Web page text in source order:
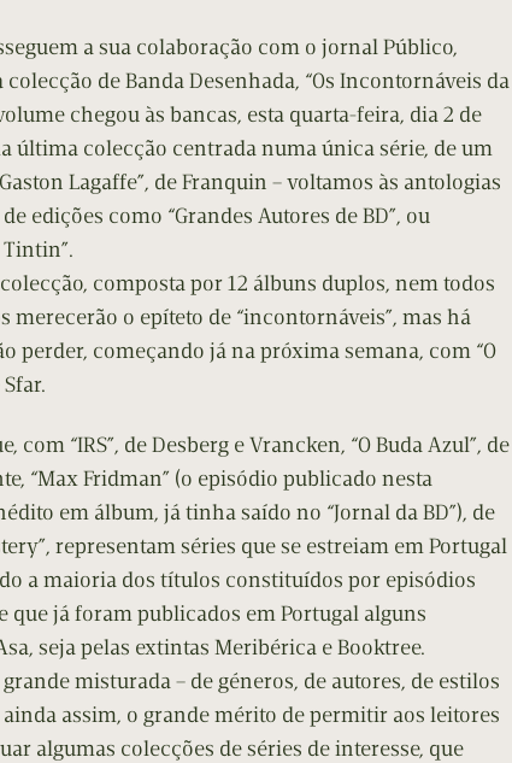
a sua colaboração com o jornal Público,
de Banda Desenhada, “Os Incontornáveis da
chegou às bancas, esta quarta-feira, dia 2 de
última colecção centrada numa única série, de um
Lagaffe”, de Franquin – voltamos às antologias
edições como “Grandes Autores de BD”, ou
composta por 12 álbuns duplos, nem todos
merecerão o epíteto de “incontornáveis”, mas há
perder, começando já na próxima semana, com “O
com “IRS”, de Desberg e Vrancken, “O Buda Azul”, de
“Max Fridman” (o episódio publicado nesta
em álbum, já tinha saído no “Jornal da BD”), de
representam séries que se estreiam em Portugal
a maioria dos títulos constituídos por episódios
que já foram publicados em Portugal alguns
seja pelas extintas Meribérica e Booktree.
misturada – de géneros, de autores, de estilos
ainda assim, o grande mérito de permitir aos leitores
algumas colecções de séries de interesse, que